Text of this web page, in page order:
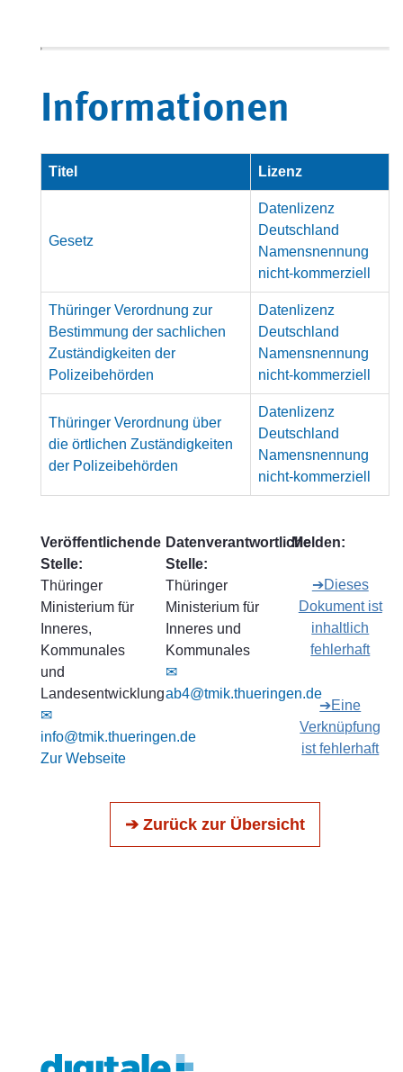
Informationen
Titel Lizenz
Gesetz
Datenlizenz
Deutschland
Namensnennung
nicht-kommerziell
Thüringer Verordnung zur
Bestimmung der sachlichen
Zuständigkeiten der
Polizeibehörden
Datenlizenz
Deutschland
Namensnennung
nicht-kommerziell
Thüringer Verordnung über
die örtlichen Zuständigkeiten
der Polizeibehörden
Datenlizenz
Deutschland
Namensnennung
nicht-kommerziell
Veröffentlichende
Stelle:
Thüringer
Ministerium für
Inneres,
Kommunales
und
Landesentwicklung
✉
info@tmik.thueringen.de
Zur Webseite
Datenverantwortliche
Stelle:
Thüringer
Ministerium für
Inneres und
Kommunales
✉
ab4@tmik.thueringen.de
Melden:
➔Dieses
Dokument ist
inhaltlich
fehlerhaft
➔Eine
Verknüpfung
ist fehlerhaft
➔ Zurück zur Übersicht